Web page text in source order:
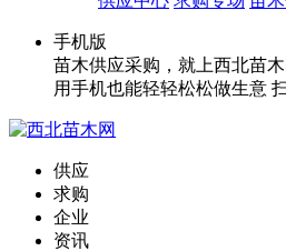
手机版
苗木供应采购，就上西北苗木
用手机也能轻轻松松做生意
供应
求购
企业
资讯